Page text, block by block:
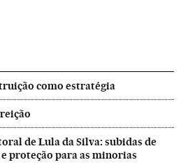
como estratégia
de Lula da Silva: subidas de
proteção para as minorias